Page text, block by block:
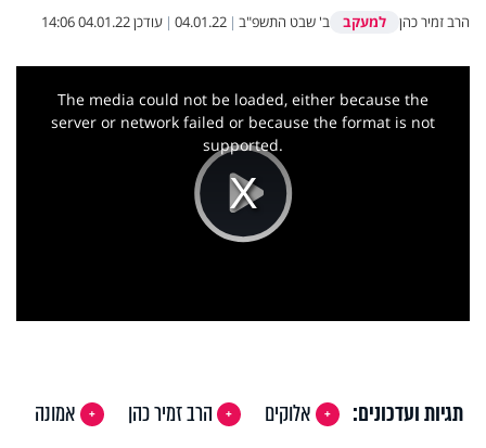
הרב זמיר כהן למעקב ב' שבט התשפ"ב |
04.01.22
| עודכן04.01.22 14:06
Play
This
The media could not be loaded, either because the
server or network failed or because the format is not
supported.
תגיות ועדכונים: אלוקים הרב זמיר כהן
אמונה